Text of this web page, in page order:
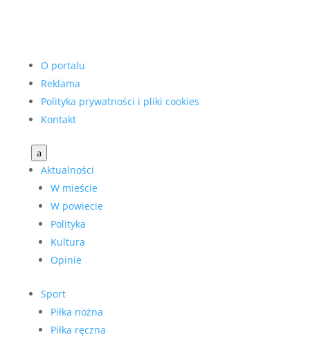
O portalu
Reklama
Polityka prywatności i pliki cookies
Kontakt
a
Aktualności
W mieście
W powiecie
Polityka
Kultura
Opinie
Sport
Piłka nożna
Piłka ręczna